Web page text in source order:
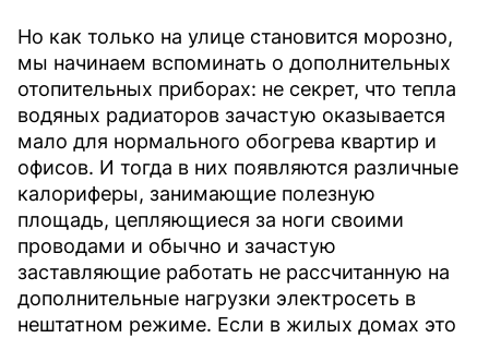
Но как только на улице становится морозно,
мы начинаем вспоминать о дополнительных
отопительных приборах: не секрет, что тепла
водяных радиаторов зачастую оказывается
мало для нормального обогрева квартир и
офисов. И тогда в них появляются различные
калориферы, занимающие полезную
площадь, цепляющиеся за ноги своими
проводами и обычно и зачастую
заставляющие работать не рассчитанную на
дополнительные нагрузки электросеть в
нештатном режиме. Если в жилых домах это